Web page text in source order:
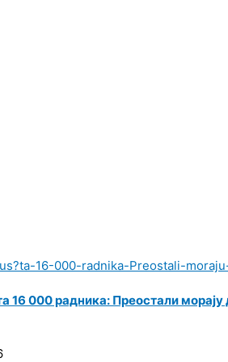
16 000 радника: Преостали